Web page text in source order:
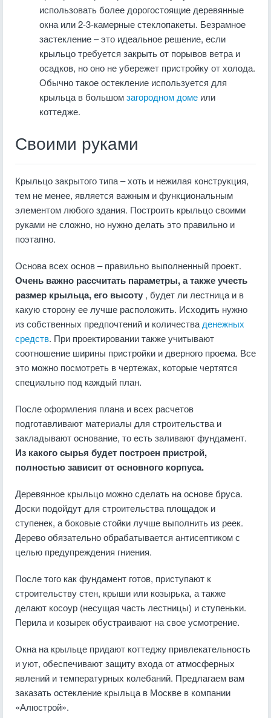
использовать более дорогостоящие деревянные
окна или 2-3-камерные стеклопакеты. Безрамное
застекление – это идеальное решение, если
крыльцо требуется закрыть от порывов ветра и
осадков, но оно не убережет пристройку от холода.
Обычно такое остекление используется для
крыльца в большомзагородном доме или
коттедже.
Своими руками
Крыльцо закрытого типа – хоть и нежилая конструкция,
тем не менее, является важным и функциональным
элементом любого здания. Построить крыльцо своими
руками не сложно, но нужно делать это правильно и
поэтапно.
Основа всех основ – правильно выполненный проект.
Очень важно рассчитать параметры, а также учесть
размер крыльца, его высоту , будет ли лестница и в
какую сторону ее лучше расположить. Исходить нужно
из собственных предпочтений и количества денежных
средств. При проектировании также учитывают
соотношение ширины пристройки и дверного проема. Все
это можно посмотреть в чертежах, которые чертятся
специально под каждый план.
После оформления плана и всех расчетов
подготавливают материалы для строительства и
закладывают основание, то есть заливают фундамент.
Из какого сырья будет построен пристрой,
полностью зависит от основного корпуса.
Деревянное крыльцо можно сделать на основе бруса.
Доски подойдут для строительства площадок и
ступенек, а боковые стойки лучше выполнить из реек.
Дерево обязательно обрабатывается антисептиком с
целью предупреждения гниения.
После того как фундамент готов, приступают к
строительству стен, крыши или козырька, а также
делают косоур (несущая часть лестницы) и ступеньки.
Перила и козырек обустраивают на свое усмотрение.
Окна на крыльце придают коттеджу привлекательность
и уют, обеспечивают защиту входа от атмосферных
явлений и температурных колебаний. Предлагаем вам
заказать остекление крыльца в Москве в компании
«Алюстрой».